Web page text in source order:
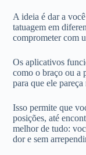
A ideia é dar a
tatuagem em
comprometer com
Os aplicativos
como o braço ou a
para que ele
Isso permite que
posições, até
melhor de tudo:
dor e sem